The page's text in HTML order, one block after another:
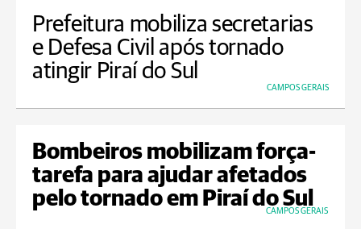
Prefeitura mobiliza secretarias
e Defesa Civil após tornado
atingir Piraí do Sul
CAMPOS GERAIS
Bombeiros mobilizam força-
tarefa para ajudar afetados
pelo tornado em Piraí do Sul
CAMPOS GERAIS